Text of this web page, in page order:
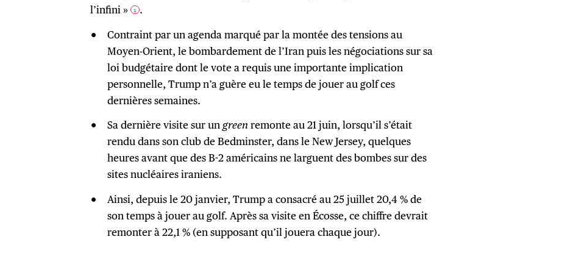
l’infini » 1 .
Contraint par un agenda marqué par la montée des tensions au
Moyen-Orient, le bombardement de l’Iran puis les négociations sur sa
loi budgétaire dont le vote a requis une importante implication
personnelle, Trump n’a guère eu le temps de jouer au golf ces
dernières semaines.
Sa dernière visite sur ungreenremonte au 21 juin, lorsqu’il s’était
rendu dans son club de Bedminster, dans le New Jersey, quelques
heures avant que des B-2 américains ne larguent des bombes sur des
sites nucléaires iraniens.
Ainsi, depuis le 20 janvier, Trump a consacré au 25 juillet 20,4 % de
son temps à jouer au golf. Après sa visite en Écosse, ce chiffre devrait
remonter à 22,1 % (en supposant qu’il jouera chaque jour).